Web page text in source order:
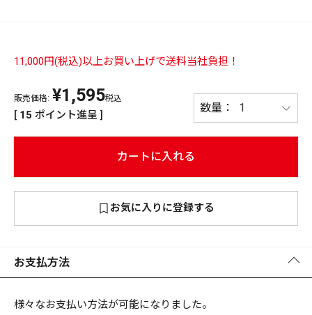
PREMIUM ［ オンライン限定 ］
全て
2026NEW PRODUCTS
リセット この内容で検索する
11,000円(税込)以上お買い上げで送料当社負担！
販売価格: ¥1,595税込
[ 15 ポイント進呈 ]
カートに入れる
お気に入りに登録する
お支払方法
様々なお支払い方法が可能になりました。